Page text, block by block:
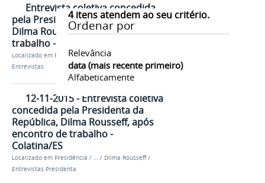
4itens atendem ao seu critério.
Ordenar por
Relevância
data (mais recente primeiro)
Alfabeticamente
Entrevista coletiva concedida
pela Presidenta da República,
Dilma Rousseff, após encontro de
trabalho - Colatina/ES
Localizado em Presidência /…/Dilma Rousseff
Entrevistas
12-11-2015 - Entrevista coletiva
concedida pela Presidenta da
República, Dilma Rousseff, após
encontro de trabalho -
Colatina/ES
Localizado em Presidência / / Dilma Rousseff /
Entrevistas Presidenta